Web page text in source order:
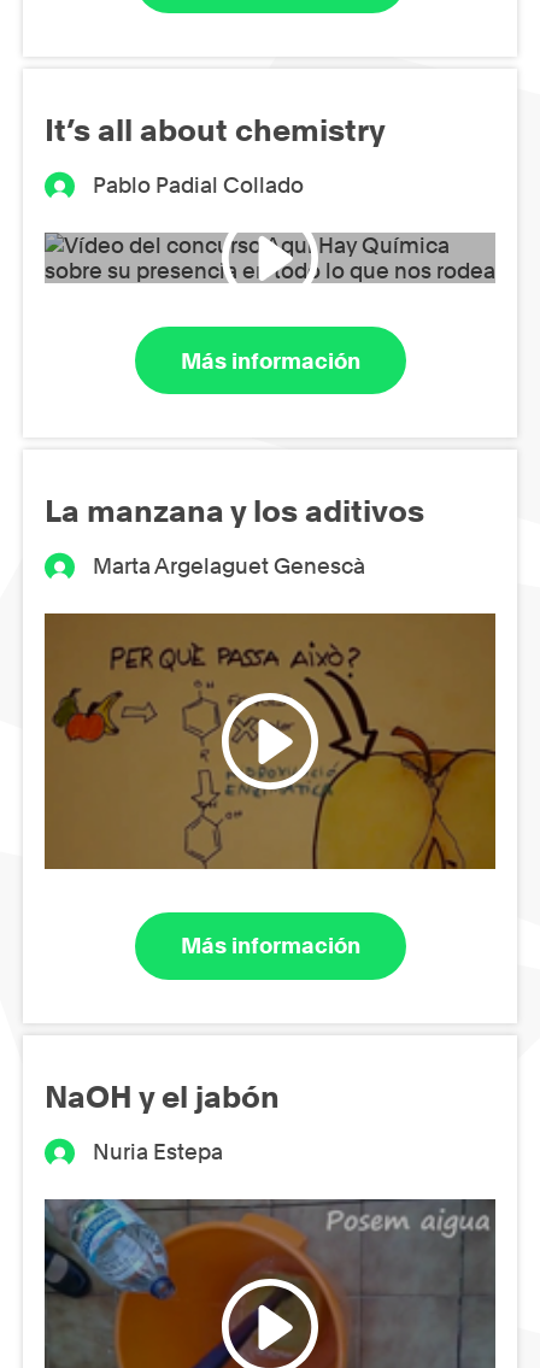
It’s all about chemistry
Pablo Padial Collado
Más información
La manzana y los aditivos
Marta Argelaguet Genescà
Más información
NaOH y el jabón
Nuria Estepa